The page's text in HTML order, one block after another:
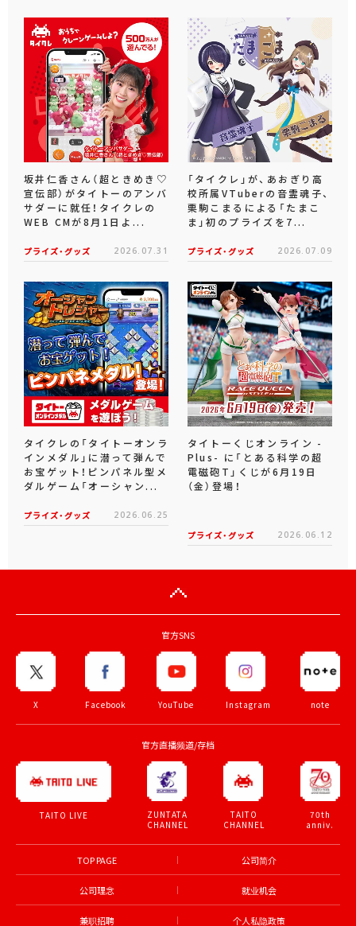
坂井仁香さん（超ときめき♡
宣伝部）がタイトーのアンバ
サダーに就任！タイクレの
WEB CMが8月1日よ...
プライズ・グッズ 2026.07.31
「タイクレ」が、あおぎり高
校所属VTuberの音霊魂子、
栗駒こまるによる「たまこ
ま」初のプライズを7...
プライズ・グッズ 2026.07.09
タイクレの「タイトーオンラ
インメダル」に潜って弾んで
お宝ゲット！ピンパネル型メ
ダルゲーム「オーシャン...
プライズ・グッズ 2026.06.25
タイトーくじオンライン -
Plus- に「とある科学の超
電磁砲T」くじが6月19日
（金）登場！
プライズ・グッズ 2026.06.12
官方SNS
X Facebook YouTube Instagram note
官方直播频道/存档
TAITO LIVE
ZUNTATA
CHANNEL
TAITO
CHANNEL
70th
anniv.
TOP PAGE 公司简介
公司理念 就业机会
兼职招聘 个人私隐政策